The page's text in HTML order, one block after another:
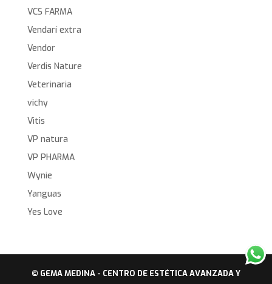
VCS FARMA
Vendarí extra
Vendor
Verdis Nature
Veterinaria
vichy
Vitis
VP natura
VP PHARMA
Wynie
Yanguas
Yes Love
© GEMA MEDINA - CENTRO DE ESTÉTICA AVANZADA Y